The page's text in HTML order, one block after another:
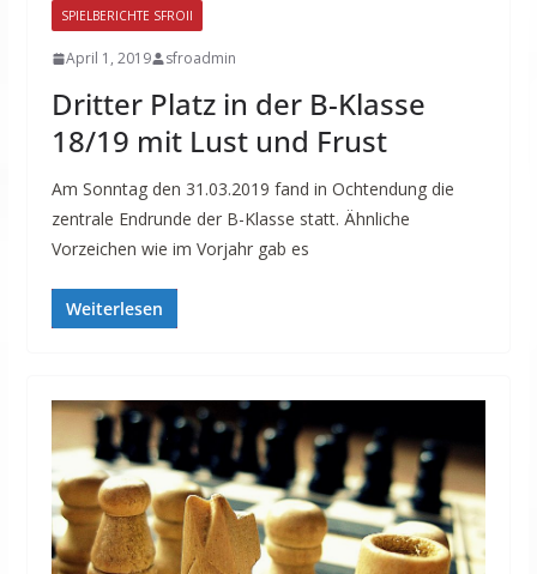
SPIELBERICHTE SFROII
April 1, 2019 sfroadmin
Dritter Platz in der B-Klasse
18/19 mit Lust und Frust
Am Sonntag den 31.03.2019 fand in Ochtendung die
zentrale Endrunde der B-Klasse statt. Ähnliche
Vorzeichen wie im Vorjahr gab es
Weiterlesen